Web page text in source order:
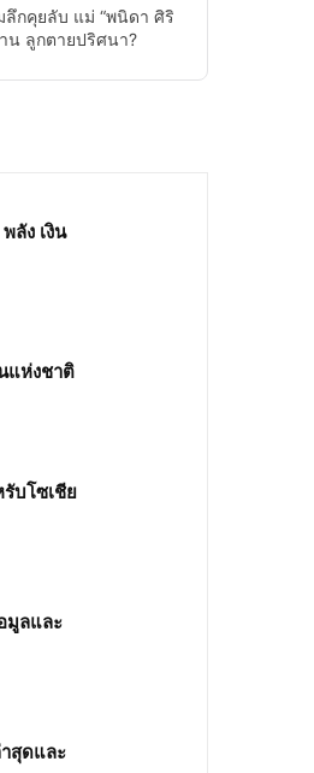
ลึกคุยลับ แม่ “พนิดา ศิริ
น ลูกตายปริศนา?
ลัง เงิน
แห่งชาติ
บโซเชีย
มูลและ
าสุดและ